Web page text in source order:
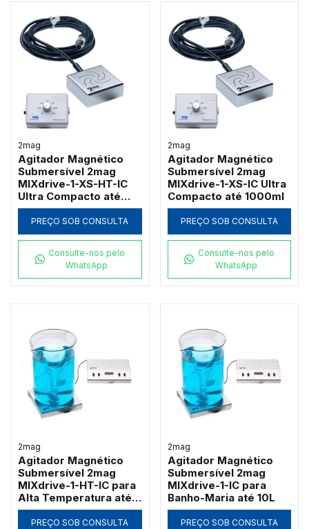
2mag
Agitador Magnético
Submersível 2mag
MIXdrive-1-XS-HT-IC
Ultra Compacto até
1000ml
PREÇO SOB CONSULTA
Consulte-nos pelo
WhatsApp
2mag
Agitador Magnético
Submersível 2mag
MIXdrive-1-XS-IC Ultra
Compacto até 1000ml
PREÇO SOB CONSULTA
Consulte-nos pelo
WhatsApp
2mag
Agitador Magnético
Submersível 2mag
MIXdrive-1-HT-IC para
Alta Temperatura até
10L
PREÇO SOB CONSULTA
2mag
Agitador Magnético
Submersível 2mag
MIXdrive-1-IC para
Banho-Maria até 10L
PREÇO SOB CONSULTA